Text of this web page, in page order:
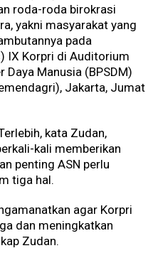
roda-roda birokrasi
yakni masyarakat yang
pada
IX Korpri di Auditorium
Daya Manusia (BPSDM)
Jakarta, Jumat
kata Zudan,
kali memberikan
penting ASN perlu
tiga hal.
agar Korpri
dan meningkatkan
Zudan.